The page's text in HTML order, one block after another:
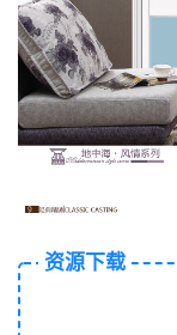
资源下载